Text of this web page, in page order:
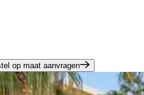
op maat aanvragen